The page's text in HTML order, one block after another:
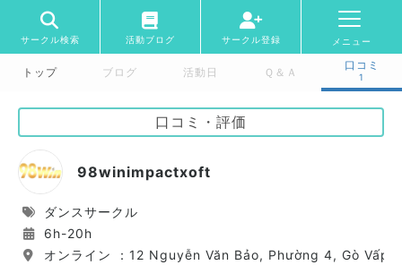
サークル検索 活動ブログ サークル登録 メニュー
トップ ブログ 活動日 Ｑ＆Ａ
口コミ
1
口コミ・評価
98winimpactxoft
ダンスサークル
6h-20h
オンライン ：12 Nguyễn Văn Bảo, Phường 4, Gò